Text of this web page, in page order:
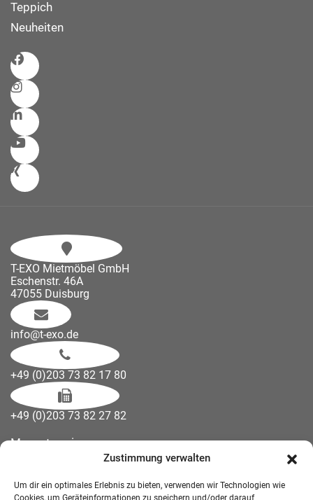
Zustimmung verwalten
Um dir ein optimales Erlebnis zu bieten, verwenden wir Technologien wie
Cookies, um Geräteinformationen zu speichern und/oder darauf
Teppich
Neuheiten
T-EXO Mietmöbel GmbH
Eschenstr. 46A
47055 Duisburg
info@t-exo.de
+49 (0)203 73 82 17 80
+49 (0)203 73 82 27 82
Messetermine
Downloads